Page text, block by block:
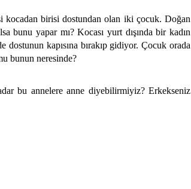
birisi dostundan olan iki çocuk. Doğan
bunu yapar mı? Kocası yurt dışında bir kadın
kapısına bırakıp gidiyor. Çocuk orada
bunun neresinde?
bu annelere anne diyebilirmiyiz? Erkekseniz